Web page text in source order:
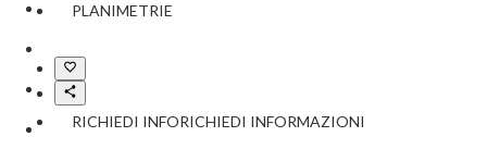
PLANIMETRIE
RICHIEDI INFORICHIEDI INFORMAZIONI